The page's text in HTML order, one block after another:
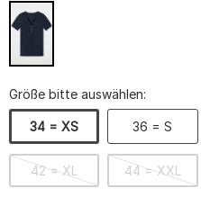
Größe bitte auswählen:
34 = XS 36 = S
42 = XL 44 = XXL